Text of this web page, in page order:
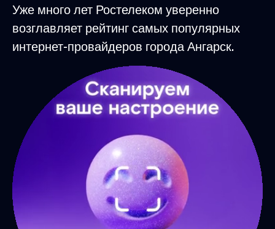
Уже много лет Ростелеком уверенно
возглавляет рейтинг самых популярных
интернет-провайдеров города Ангарск.